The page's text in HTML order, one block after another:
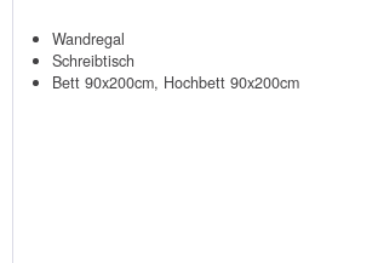
Wandregal
Schreibtisch
Bett 90x200cm, Hochbett 90x200cm